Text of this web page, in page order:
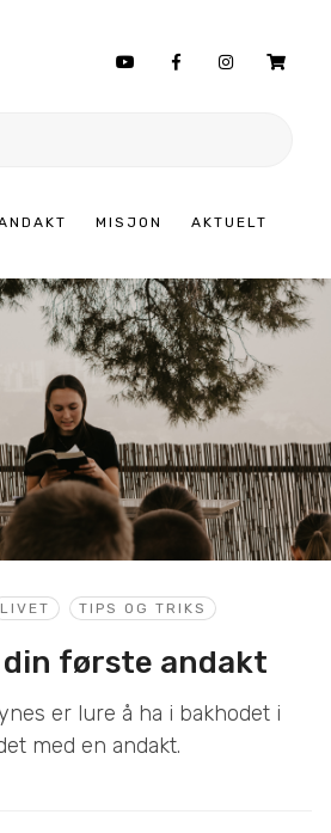
MISJON AKTUELT
LIVET TIPS OG TRIKS
første andakt
er lure å ha i bakhodet i
med en andakt.